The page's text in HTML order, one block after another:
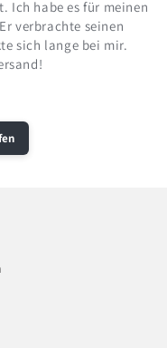
Ich habe es für meinen
verbrachte seinen
sich lange bei mir.